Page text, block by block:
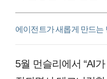
에이전트가 새롭게 만드는
5월 먼슬리에서 “AI